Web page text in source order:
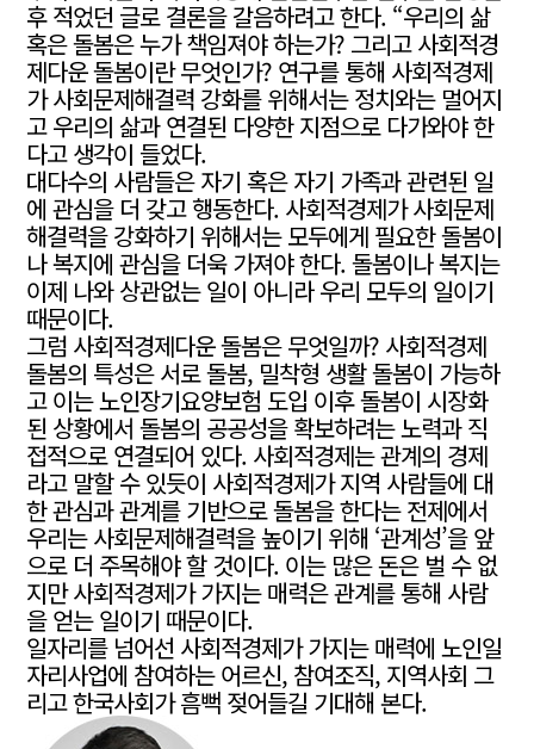
후 적었던 글로 결론을 갈음하려고 한다. “우리의 삶
혹은 돌봄은 누가 책임져야 하는가? 그리고 사회적경
제다운 돌봄이란 무엇인가? 연구를 통해 사회적경제
가 사회문제해결력 강화를 위해서는 정치와는 멀어지
고 우리의 삶과 연결된 다양한 지점으로 다가와야 한
다고 생각이 들었다.
대다수의 사람들은 자기 혹은 자기 가족과 관련된 일
에 관심을 더 갖고 행동한다. 사회적경제가 사회문제
해결력을 강화하기 위해서는 모두에게 필요한 돌봄이
나 복지에 관심을 더욱 가져야 한다. 돌봄이나 복지는
이제 나와 상관없는 일이 아니라 우리 모두의 일이기
때문이다.
그럼 사회적경제다운 돌봄은 무엇일까? 사회적경제
돌봄의 특성은 서로 돌봄, 밀착형 생활 돌봄이 가능하
고 이는 노인장기요양보험 도입 이후 돌봄이 시장화
된 상황에서 돌봄의 공공성을 확보하려는 노력과 직
접적으로 연결되어 있다. 사회적경제는 관계의 경제
라고 말할 수 있듯이 사회적경제가 지역 사람들에 대
한 관심과 관계를 기반으로 돌봄을 한다는 전제에서
우리는 사회문제해결력을 높이기 위해 ‘관계성’을 앞
으로 더 주목해야 할 것이다. 이는 많은 돈은 벌 수 없
지만 사회적경제가 가지는 매력은 관계를 통해 사람
을 얻는 일이기 때문이다.
일자리를 넘어선 사회적경제가 가지는 매력에 노인일
자리사업에 참여하는 어르신, 참여조직, 지역사회 그
리고 한국사회가 흠뻑 젖어들길 기대해 본다.